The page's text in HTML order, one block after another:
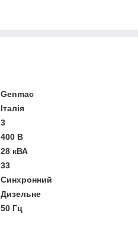
Genmac
Італія
3
400 В
28 кВА
33
Синхронний
Дизельне
50 Гц